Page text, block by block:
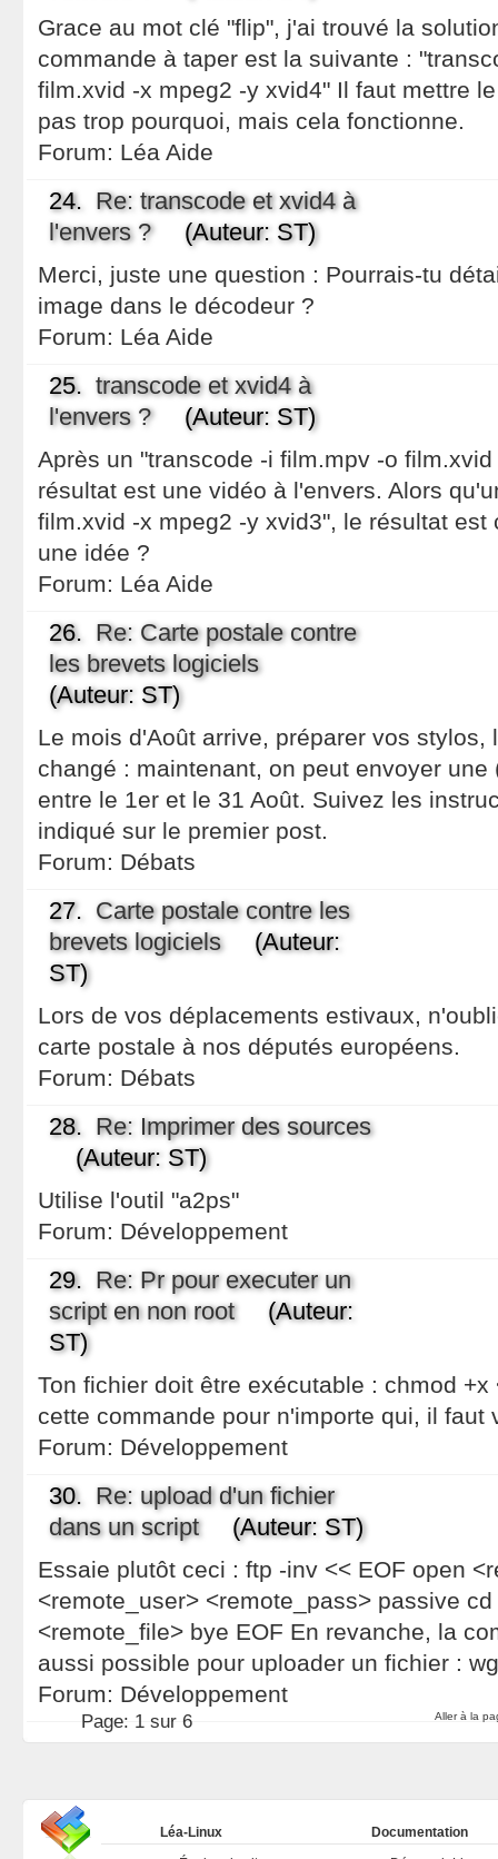
Grace au mot clé "flip", j'ai trouvé la
commande à taper est la suivante :
film.xvid -x mpeg2 -y xvid4" Il faut mettre
pas trop pourquoi, mais cela fonctionne.
Forum: Léa Aide
24. Re: transcode et xvid4 à
l'envers ?(Auteur: ST)
Merci, juste une question : Pourrais-tu
image dans le décodeur ?
Forum: Léa Aide
25. transcode et xvid4 à
l'envers ?(Auteur: ST)
Après un "transcode -i film.mpv -o
résultat est une vidéo à l'envers. Alors
film.xvid -x mpeg2 -y xvid3", le résultat est
une idée ?
Forum: Léa Aide
26. Re: Carte postale contre
les brevets logiciels
(Auteur: ST)
Le mois d'Août arrive, préparer vos stylos,
changé : maintenant, on peut envoyer une
entre le 1er et le 31 Août. Suivez les
indiqué sur le premier post.
Forum: Débats
27. Carte postale contre les
brevets logiciels(Auteur:
ST)
Lors de vos déplacements estivaux,
carte postale à nos députés européens.
Forum: Débats
28. Re: Imprimer des sources
(Auteur: ST)
Utilise l'outil "a2ps"
Forum: Développement
29. Re: Pr pour executer un
script en non root(Auteur:
ST)
Ton fichier doit être exécutable : chmod
cette commande pour n'importe qui, il faut
Forum: Développement
30. Re: upload d'un fichier
dans un script(Auteur: ST)
Essaie plutôt ceci : ftp -inv << EOF open
<remote_user> <remote_pass> passive
<remote_file> bye EOF En revanche, la
aussi possible pour uploader un fichier :
Forum: Développement
Aller à la
Page: 1 sur 6
Léa-Linux
Documentation